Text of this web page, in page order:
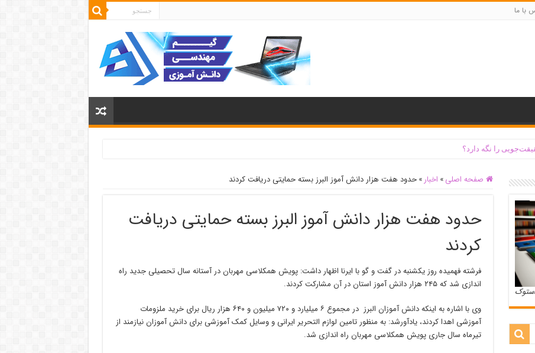
با ما
را نگه دارد؟
صفحه اصلی » اخبار » حدود هفت هزار دانش آموز البرز بسته حمایتی دریافت کردند
حدود هفت هزار دانش آموز البرز بسته حمایتی دریافت
کردند
فرشته فهمیده روز یکشنبه در گفت و گو با ایرنا اظهار داشت: پویش همکلاسی مهربان در آستانه سال تحصیلی جدید راه
اندازی شد که ۲۴۵ هزار دانش آموز استان در آن مشارکت کردند.
وی با اشاره به اینکه دانش آموزان البرز در مجموع ۶ میلیارد و ۷۲۰ میلیون و ۶۴۰ هزار ریال برای خرید ملزومات
آموزشی اهدا کردند، یادآورشد: به منظور تامین لوازم التحریر ایرانی و وسایل کمک آموزشی برای دانش آموزان نیازمند از
تیرماه سال جاری پویش همکلاسی مهربان راه اندازی شد.